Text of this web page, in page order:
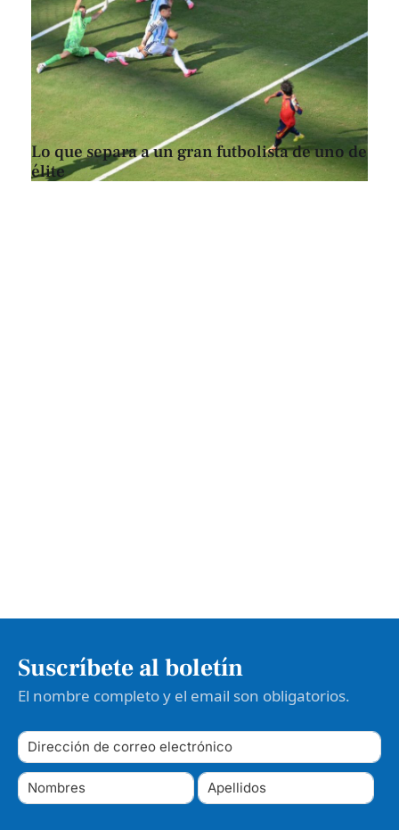
Lo que separa a un gran futbolista de uno de
élite
Suscríbete al boletín
El nombre completo y el email son obligatorios.